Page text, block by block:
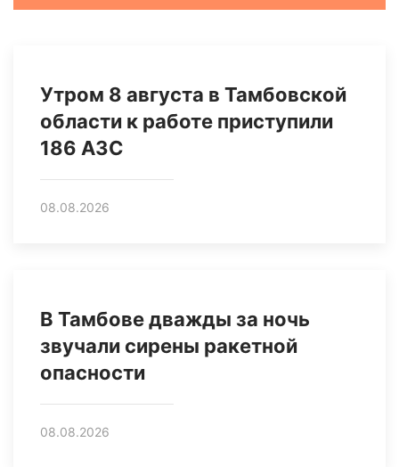
Утром 8 августа в Тамбовской
области к работе приступили
186 АЗС
08.08.2026
В Тамбове дважды за ночь
звучали сирены ракетной
опасности
08.08.2026